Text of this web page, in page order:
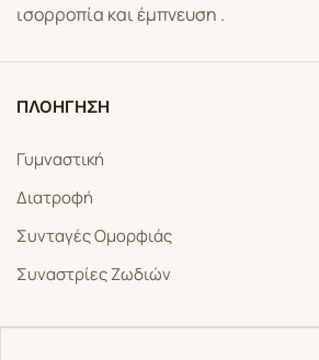
ισορροπία και έμπνευση .
ΠΛΟΗΓΗΣΗ
Γυμναστική
Διατροφή
Συνταγές Ομορφιάς
Συναστρίες Ζωδιών